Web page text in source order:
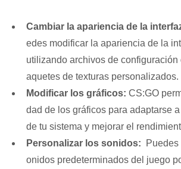
Cambiar la apariencia de la
edes modificar la apariencia de la
utilizando archivos de configuración
aquetes de‌ texturas⁣ personalizados.
Modificar los gráficos: CS:GO
dad ⁣de los gráficos para adaptarse
de tu sistema y mejorar el
Personalizar los​ sonidos:
onidos⁣ predeterminados del juego